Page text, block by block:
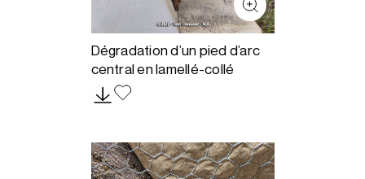
Dégradation d’un pied d’arc
central en lamellé-collé